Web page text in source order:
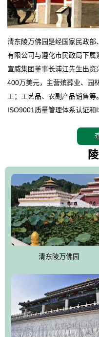
清东陵万佛园是经国家民政部
有限公司与遵化市民政局下
宣威集团董事长浦江先生出
400万美元，主营殡葬业、园
工；工艺品、农副产品销售
ISO9001质量管理体系认证
拥有4A级旅游区头衔的花园
万佛园位于遵化市境内，座
形绝佳，地理位置优越，交通
园、打造佛教精品旅游圣地”
的墓地安葬、祭祀吊亡并结
郁绚丽、优雅宜人的园林景
园手法相结合的默契操作，
美、民族风格突出，与周边
式园林。
万佛园工程一期占地448亩，
用全仿古式建筑，寻求与世
区建设中寻求陵园建设与景
的地形优势，打造现代艺术
合服务设施，服务于陵园经
托、相互促进，园区绿化覆
清东陵万佛园